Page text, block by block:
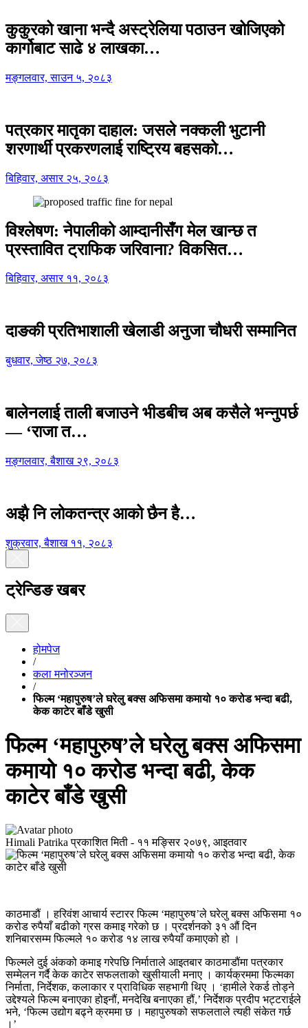
कुकुरको खाना भन्दै अस्ट्रेलिया पठाउन खोजिएको
कार्गोबाट साढे ४ लाखका…
मङ्गलवार, साउन ५, २०८३
पत्रकार मातृका दाहाल: जसले नक्कली भुटानी
शरणार्थी प्रकरणलाई राष्ट्रिय बहसको…
बिहिवार, असार २५, २०८३
विश्लेषण: नेपालीको आम्दानीसँग मेल खान्छ त
प्रस्तावित ट्राफिक जरिवाना? विकसित…
बिहिवार, असार ११, २०८३
दाङकी प्रतिभाशाली खेलाडी अनुजा चौधरी सम्मानित
बुधवार, जेष्ठ २७, २०८३
बालेनलाई ताली बजाउने भीडबीच अब कसैले भन्नुपर्छ
— ‘राजा त…
मङ्गलवार, बैशाख २९, २०८३
अझै नि लोकतन्त्र आको छैन है…
शुक्रवार, बैशाख ११, २०८३
ट्रेन्डिङ खबर
होमपेज
/
कला मनोरञ्जन
/
फिल्म ‘महापुरुष’ले घरेलु बक्स अफिसमा कमायो १० करोड भन्दा बढी,
केक काटेर बाँडे खुसी
फिल्म ‘महापुरुष’ले घरेलु बक्स अफिसमा
कमायो १० करोड भन्दा बढी, केक
काटेर बाँडे खुसी
Himali Patrika प्रकाशित मिती - ११ मङ्सिर २०७९, आइतवार
काठमाडौं । हरिवंश आचार्य स्टारर फिल्म ‘महापुरुष’ले घरेलु बक्स अफिसमा १०
करोड रुपैयाँ बढीको ग्रस कमाइ गरेको छ । प्रदर्शनको ३१ औं दिन
शनिबारसम्म फिल्मले १० करोड १४ लाख रुपैयाँ कमाएको हो ।
फिल्मले दुई अंकको कमाइ गरेपछि निर्माताले आइतबार काठमाडौंमा पत्रकार
सम्मेलन गर्दै केक काटेर सफलताको खुसीयाली मनाए । कार्यक्रममा फिल्मका
निर्माता, निर्देशक, कलाकार र प्राविधिक सहभागी थिए । ‘हामीले रेकर्ड तोड्ने
उद्देश्यले फिल्म बनाएका होइनौं, मनदेखि बनाएका हौं,’ निर्देशक प्रदीप भट्टराईले
भने, ‘फिल्म उद्योग बढ्ने क्रममा छ । महापुरुषको सफलताले त्यही संकेत गर्छ
।’